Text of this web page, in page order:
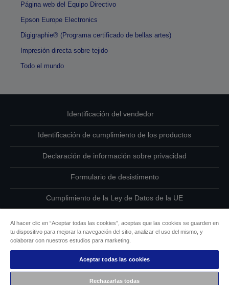
Página web del Equipo Directivo
Epson Europe Electronics
Digigraphie® (Programa certificado de bellas artes)
Impresión directa sobre tejido
Todo el mundo
Identificación del vendedor
Identificación de cumplimiento de los productos
Declaración de información sobre privacidad
Formulario de desistimento
Cumplimiento de la Ley de Datos de la UE
Información sobre cookies
Compromiso de accesibilidad de Epson
Al hacer clic en “Aceptar todas las cookies”, aceptas que las cookies se guarden en
tu dispositivo para mejorar la navegación del sitio, analizar el uso del mismo, y
colaborar con nuestros estudios para marketing.
Aceptar todas las cookies
Rechazarlas todas